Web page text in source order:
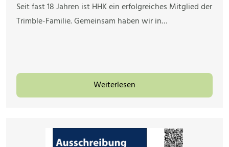
Seit fast 18 Jahren ist HHK ein erfolgreiches Mitglied der
Trimble-Familie. Gemeinsam haben wir in…
Weiterlesen